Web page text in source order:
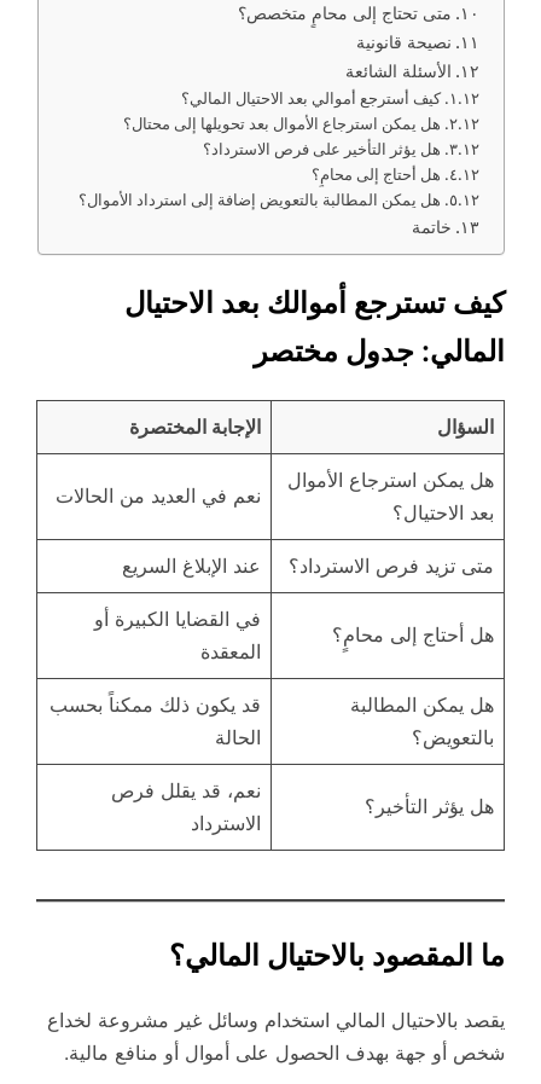
متى تحتاج إلى محامٍ متخصص؟
نصيحة قانونية
الأسئلة الشائعة
كيف أسترجع أموالي بعد الاحتيال المالي؟
هل يمكن استرجاع الأموال بعد تحويلها إلى محتال؟
هل يؤثر التأخير على فرص الاسترداد؟
هل أحتاج إلى محامٍ؟
هل يمكن المطالبة بالتعويض إضافة إلى استرداد الأموال؟
خاتمة
كيف تسترجع أموالك بعد الاحتيال
المالي: جدول مختصر
السؤال الإجابة المختصرة
هل يمكن استرجاع الأموال
بعد الاحتيال؟
نعم في العديد من الحالات
متى تزيد فرص الاسترداد؟ عند الإبلاغ السريع
هل أحتاج إلى محامٍ؟
في القضايا الكبيرة أو
المعقدة
هل يمكن المطالبة
بالتعويض؟
قد يكون ذلك ممكناً بحسب
الحالة
هل يؤثر التأخير؟
نعم، قد يقلل فرص
الاسترداد
ما المقصود بالاحتيال المالي؟
يقصد بالاحتيال المالي استخدام وسائل غير مشروعة لخداع
شخص أو جهة بهدف الحصول على أموال أو منافع مالية.